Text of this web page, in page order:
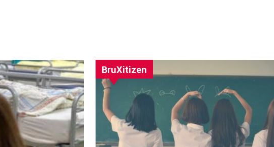
BruXitizen